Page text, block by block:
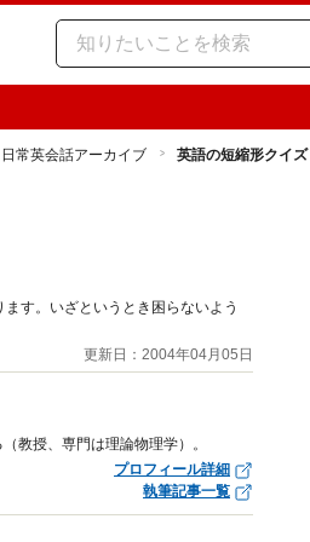
日常英会話アーカイブ 英語の短縮形クイ
す。いざというとき困らないよう
更新日：2004年04月05日
教授、専門は理論物理学）。
プロフィール詳細
執筆記事一覧